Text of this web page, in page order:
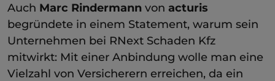
Auch Marc Rindermann von acturis
begründete in einem Statement, warum sein
Unternehmen bei RNext Schaden Kfz
mitwirkt: Mit einer Anbindung wolle man eine
Vielzahl von Versicherern erreichen, da ein